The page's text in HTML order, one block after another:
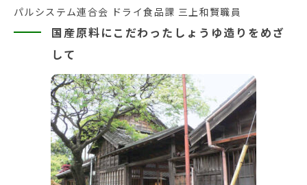
パルシステム連合会 ドライ食品課 三上和賢職員
国産原料にこだわったしょうゆ造りをめざ
して